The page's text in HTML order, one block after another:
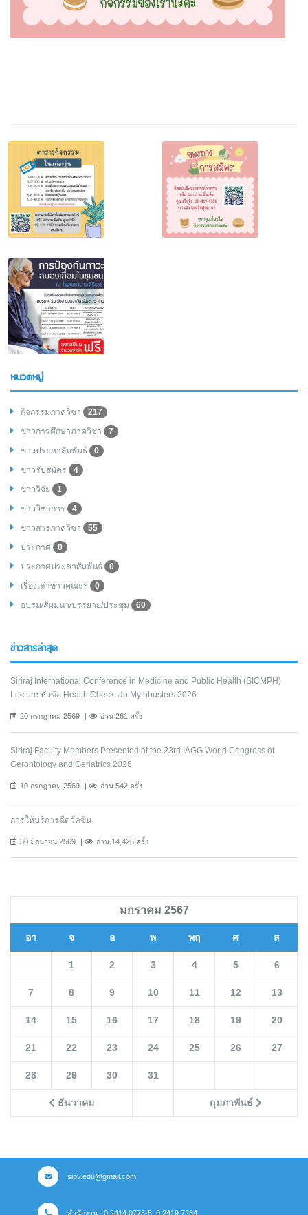
หมวดหมู่
กิจกรรมภาควิชา
217
ข่าวการศึกษาภาควิชา
7
ข่าวประชาสัมพันธ์
0
ข่าวรับสมัคร
4
ข่าววิจัย
1
ข่าววิชาการ
4
ข่าวสารภาควิชา
55
ประกาศ
0
ประกาศประชาสัมพันธ์
0
เรื่องเล่าข่าวคณะฯ
0
อบรม/สัมมนา/บรรยาย/ประชุม
60
ข่าวสารล่าสุด
Siriraj International Conference in Medicine and Public Health (SICMPH)
Lecture หัวข้อ Health Check-Up Mythbusters 2026
20 กรกฎาคม 2569 อ่าน 261 ครั้ง
Siriraj Faculty Members Presented at the 23rd IAGG World Congress of
Gerontology and Geriatrics 2026
10 กรกฎาคม 2569 อ่าน 542 ครั้ง
การให้บริการฉีดวัคซีน
30 มิถุนายน 2569 อ่าน 14,426 ครั้ง
มกราคม 2567
อา จ อ พ พฤ ศ ส
ธันวาคม กุมภาพันธ์
1 2 3 4 5 6
7 8 9 10 11 12 13
14 15 16 17 18 19 20
21 22 23 24 25 26 27
28 29 30 31
sipv.edu@gmail.com
สำนักงาน : 0 2414 0773-5, 0 2419 7284